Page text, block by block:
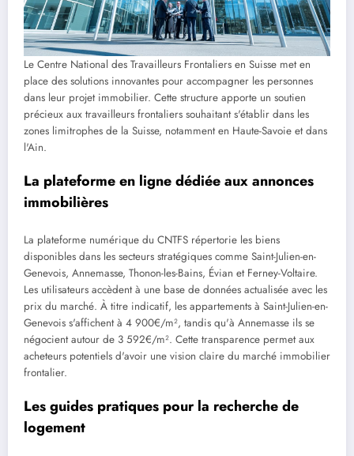
Le Centre National des Travailleurs Frontaliers en Suisse met en
place des solutions innovantes pour accompagner les personnes
dans leur projet immobilier. Cette structure apporte un soutien
précieux aux travailleurs frontaliers souhaitant s'établir dans les
zones limitrophes de la Suisse, notamment en Haute-Savoie et dans
l'Ain.
La plateforme en ligne dédiée aux annonces
immobilières
La plateforme numérique du CNTFS répertorie les biens
disponibles dans les secteurs stratégiques comme Saint-Julien-en-
Genevois, Annemasse, Thonon-les-Bains, Évian et Ferney-Voltaire.
Les utilisateurs accèdent à une base de données actualisée avec les
prix du marché. À titre indicatif, les appartements à Saint-Julien-en-
Genevois s'affichent à 4 900€/m², tandis qu'à Annemasse ils se
négocient autour de 3 592€/m². Cette transparence permet aux
acheteurs potentiels d'avoir une vision claire du marché immobilier
frontalier.
Les guides pratiques pour la recherche de
logement